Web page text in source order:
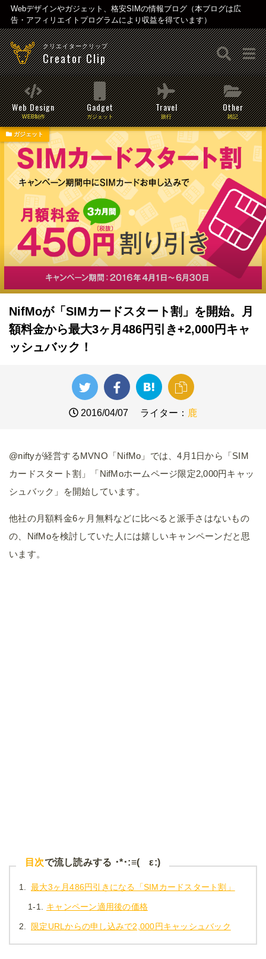
Webデザインやガジェット、格安SIMの情報ブログ（本ブログは広
告・アフィリエイトプログラムにより収益を得ています）
クリエイタークリップ
Creator Clip
Web Design
WEB制作
Gadget
ガジェット
Travel
旅行
Other
雑記
ガジェット
NifMoが「SIMカードスタート割」を開始。月
額料金から最大3ヶ月486円引き+2,000円キャ
ッシュバック！
2016/04/07 ライター： 鹿
@niftyが経営するMVNO「NifMo」では、4月1日から「SIM
カードスタート割」「NifMoホームページ限定2,000円キャッ
シュバック」を開始しています。
他社の月額料金6ヶ月無料などに比べると派手さはないもの
の、NifMoを検討していた人には嬉しいキャンペーンだと思
います。
目次で流し読みする ･*･:≡( ε:)
1. 最大3ヶ月486円引きになる「SIMカードスタート割」
1-1. キャンペーン適用後の価格
2. 限定URLからの申し込みで2,000円キャッシュバック